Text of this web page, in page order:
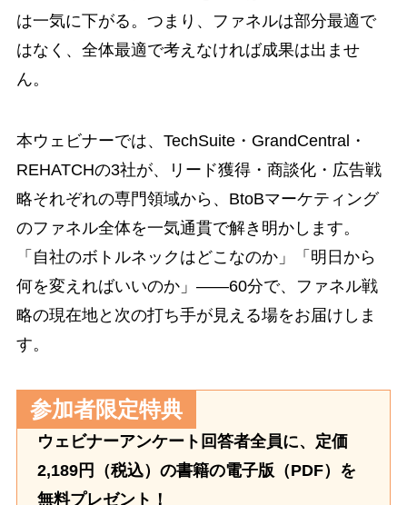
は一気に下がる。つまり、ファネルは部分最適で
はなく、全体最適で考えなければ成果は出ませ
ん。
本ウェビナーでは、TechSuite・GrandCentral・
REHATCHの3社が、リード獲得・商談化・広告戦
略それぞれの専門領域から、BtoBマーケティング
のファネル全体を一気通貫で解き明かします。
「自社のボトルネックはどこなのか」「明日から
何を変えればいいのか」——60分で、ファネル戦
略の現在地と次の打ち手が見える場をお届けしま
す。
参加者限定特典
ウェビナーアンケート回答者全員に、定価
2,189円（税込）の書籍の電子版（PDF）を
無料プレゼント！